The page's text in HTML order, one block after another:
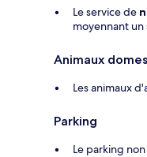
Le service de
moyennant
Animaux
Les animaux
Parking
Le parking